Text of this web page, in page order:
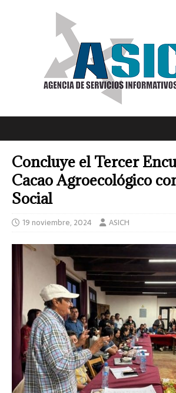
Concluye el Tercer
Cacao Agroecológico
Social
19 noviembre, 2024 ASICH